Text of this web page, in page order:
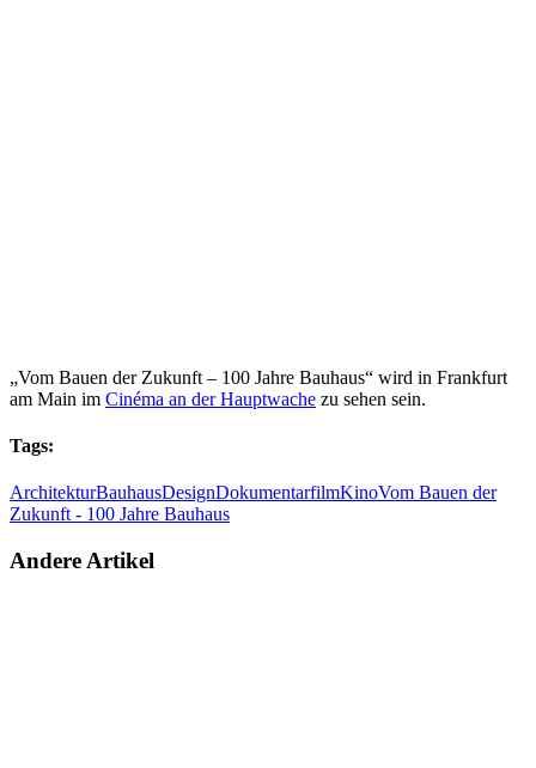
„Vom Bauen der Zukunft – 100 Jahre Bauhaus“ wird in Frankfurt
am Main im Cinéma an der Hauptwache zu sehen sein.
Tags:
ArchitekturBauhausDesignDokumentarfilmKinoVom Bauen der
Zukunft - 100 Jahre Bauhaus
Andere Artikel